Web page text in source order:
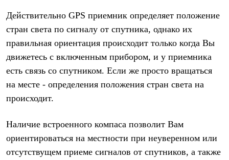
Куртки
Брюки
Термобелье
Теплое термобелье
Среднее термобелье
Легкое термобелье
Лёгкая одежда
Футболки
Брюки
Шорты
Женская одежда
Утепленная пухом
Действительно GPS приемник определяет положение
стран света по сигналу от спутника, однако их
правильная ориентация происходит только когда Вы
движетесь с включенным прибором, и у приемника
есть связь со спутником. Если же просто вращаться
на месте - определения положения стран света на
происходит.
Наличие встроенного компаса позволит Вам
ориентироваться на местности при неуверенном или
отсутствущем приеме сигналов от спутников, а также